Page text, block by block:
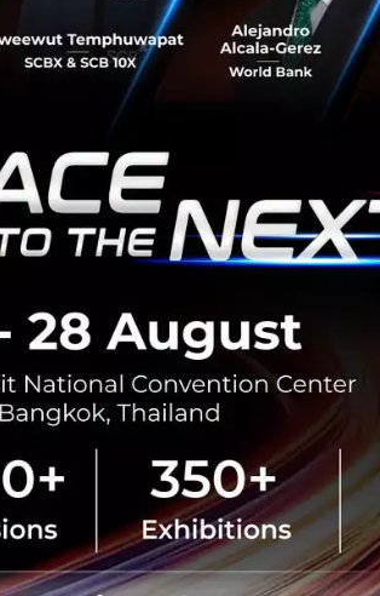
| By Techsauce Team
apec-2022
กิจ BCG เพราะสิ่งแวดล้อมไปคู่กันได้กับ
บโตและผลกำไรเยอะ จนถึงแนวคิดธุรกิจที่น่า
มีผู้ใช้ (User) เยอะ แต่ปัจจุบันมุมมองที่มีต่อธ...
| ByTechsauce Team
รมส่งเสริมอุตสาหกรรม หนุน ดีพร้อม
เน็ค ขับเคลื่อนเศรษฐกิจ BCG